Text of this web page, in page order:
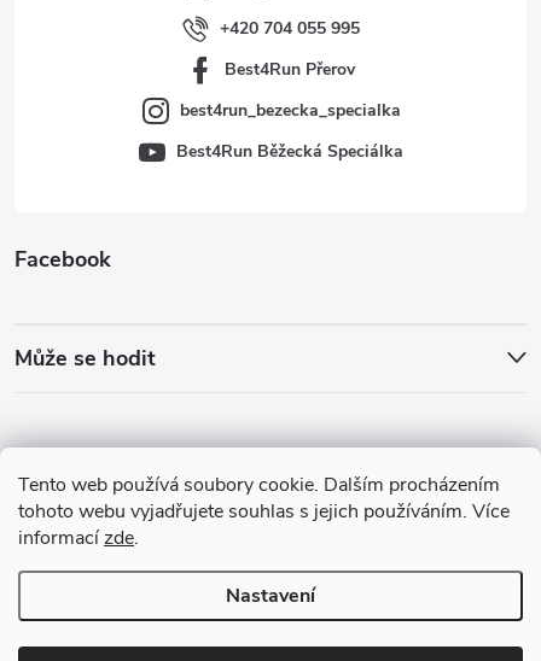
Tento web používá soubory cookie. Dalším procházením
tohoto webu vyjadřujete souhlas s jejich používáním. Více
informacízde.
Nastavení
Facebook
Může se hodit
+420 704 055 995
Best4Run Přerov
best4run_bezecka_specialka
Best4Run Běžecká Speciálka
Copyright 2026Best4Run Běžecká speciálka. Všechna práva vyhrazena.